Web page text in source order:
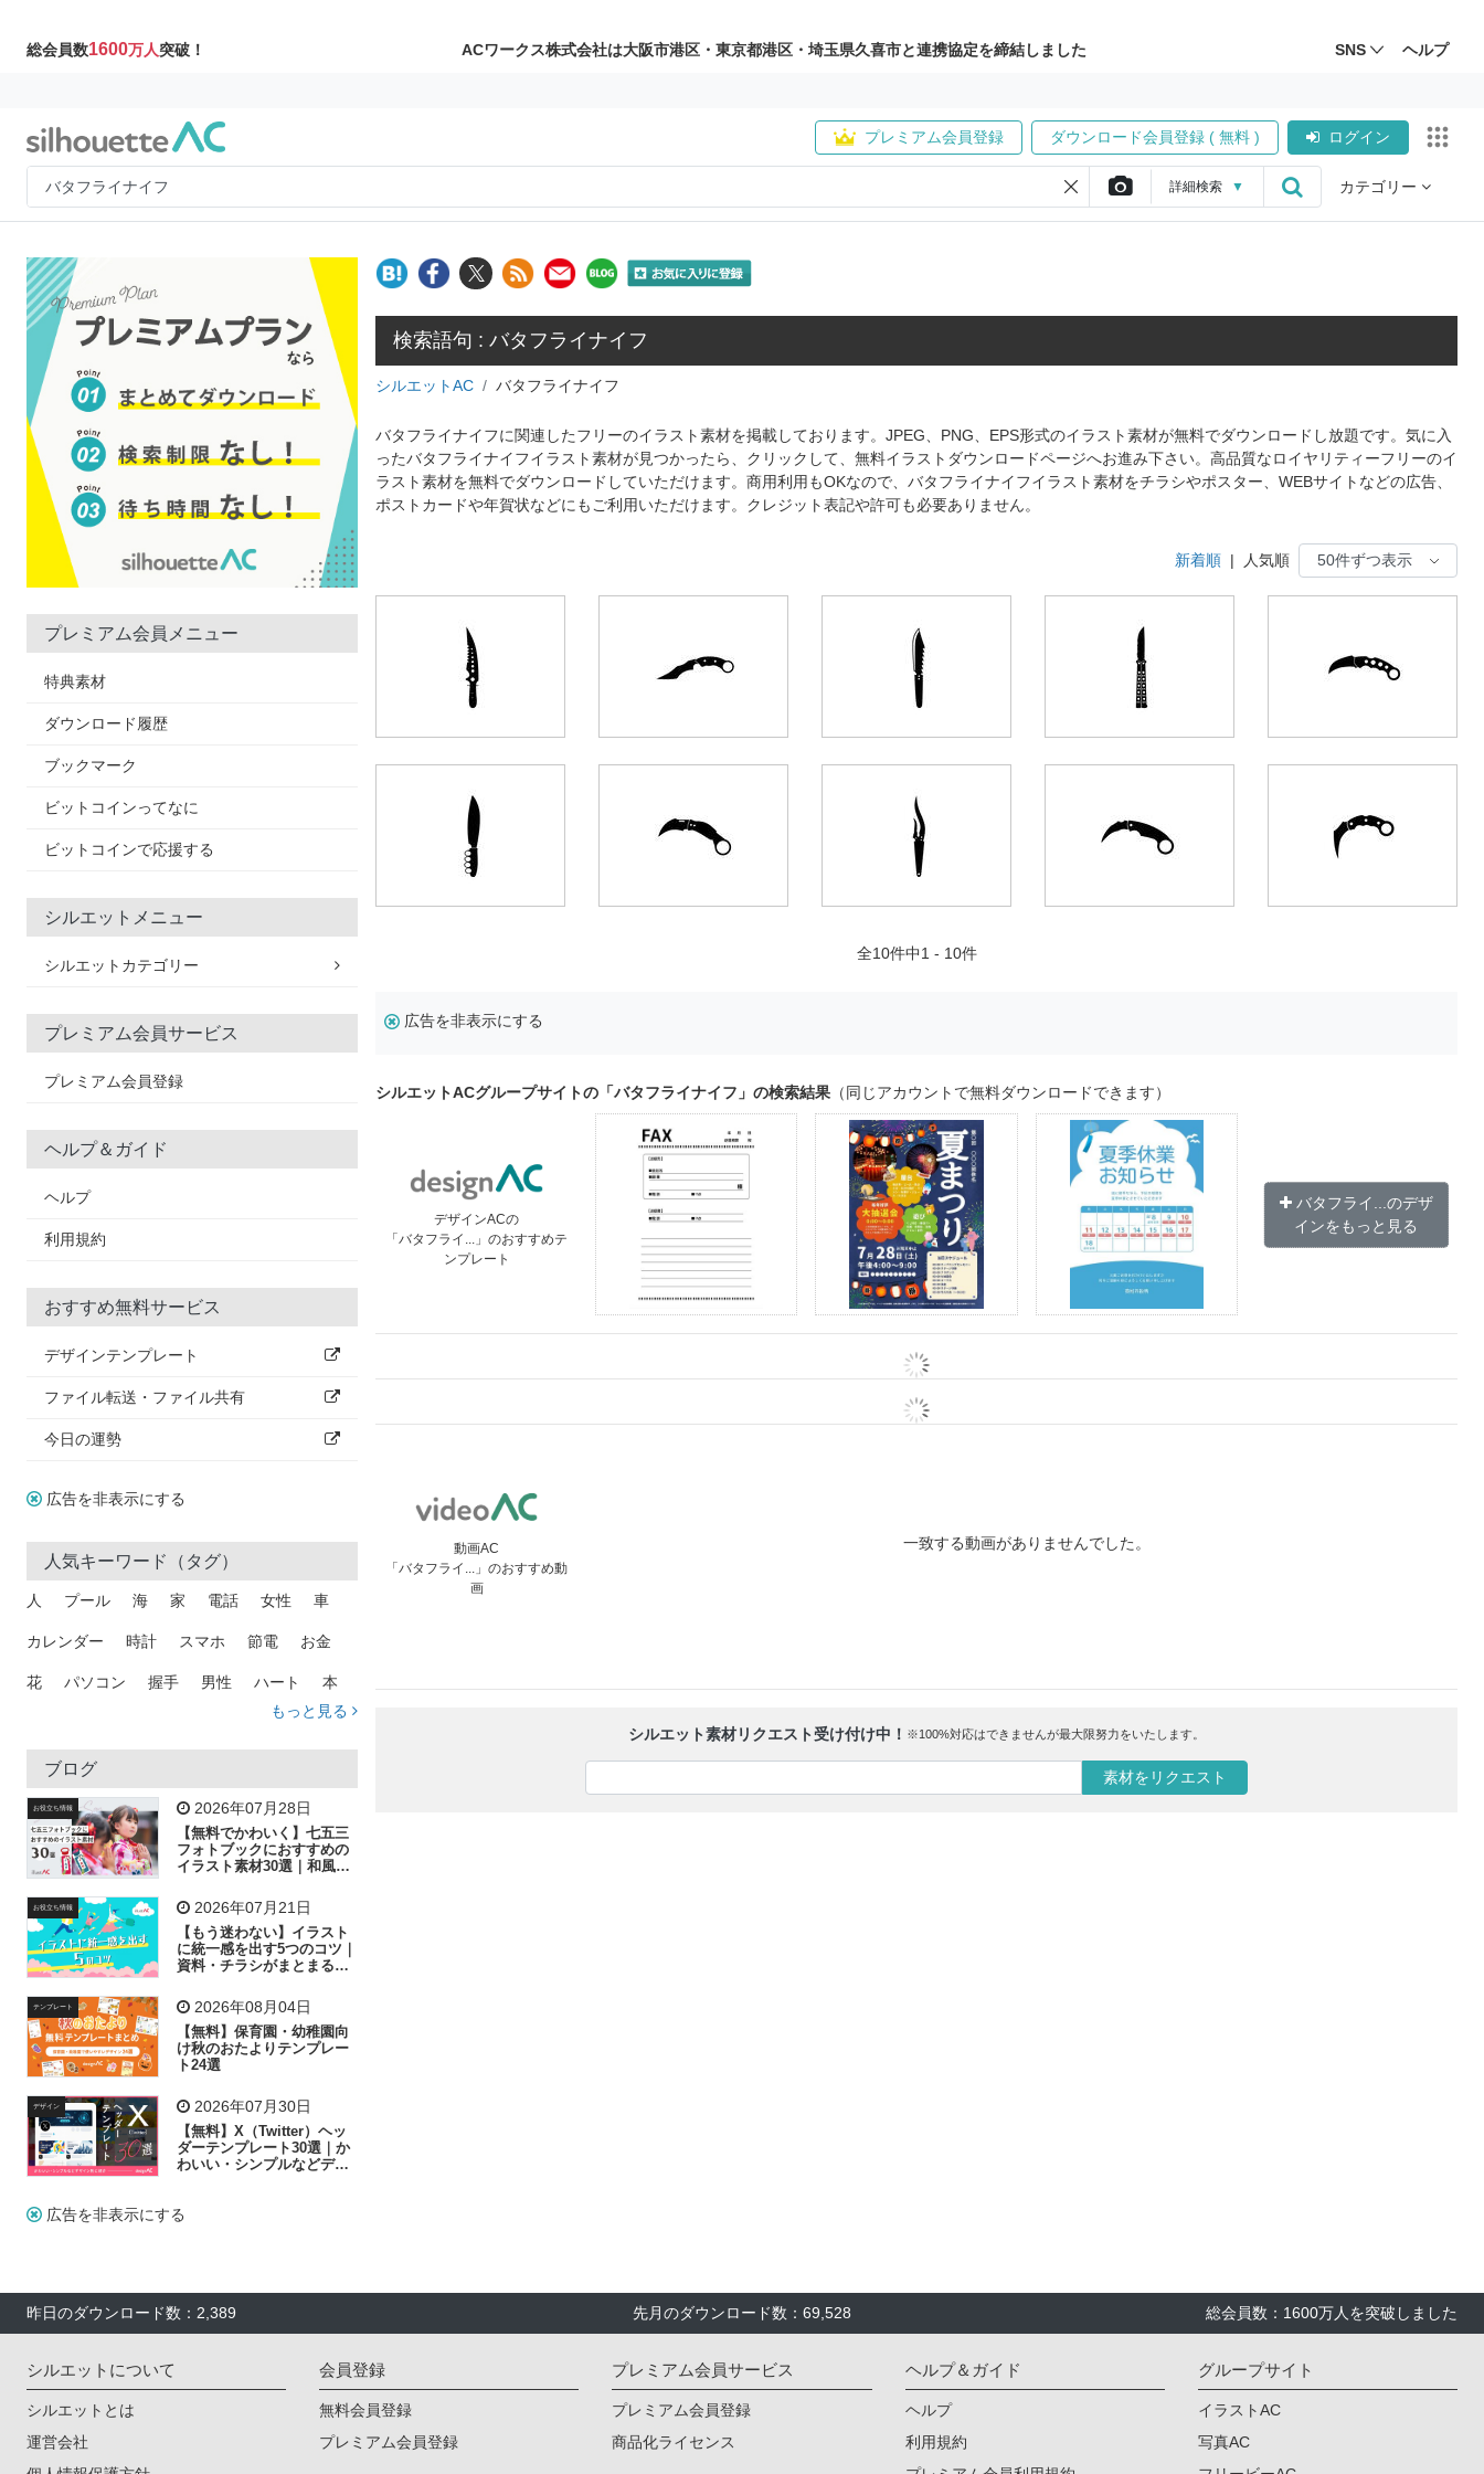
総会員数1600万人突破！ ACワークス株式会社は大阪市港区・東京都港区・埼玉県久喜市と連携協定を締結しました SNS ヘルプ
プレミアム会員登録 ダウンロード会員登録 ( 無料 ) ログイン
詳細検索 ▼ カテゴリー
プレミアム会員メニュー
特典素材
ダウンロード履歴
ブックマーク
ビットコインってなに
ビットコインで応援する
シルエットメニュー
シルエットカテゴリー
プレミアム会員サービス
プレミアム会員登録
ヘルプ＆ガイド
ヘルプ
利用規約
おすすめ無料サービス
デザインテンプレート
ファイル転送・ファイル共有
今日の運勢
広告を非表示にする
人気キーワード（タグ）
人 プール 海 家 電話 女性 車
カレンダー 時計 スマホ 節電 お金
花 パソコン 握手 男性 ハート 本
トラック 木
吹き出し
飛行機 グラフ ビル 魚 家族 書類
歩く 工場 会社 太陽 キラキラ
子供 作業員 相談 ピクトグラム
もっと見る
ブログ
お役立ち情報 2026年07月28日
【無料でかわいく】七五三
フォトブックにおすすめの
イラスト素材30選｜和風の
お役立ち情報 2026年07月21日
【もう迷わない】イラスト
に統一感を出す5つのコツ｜
資料・チラシがまとまるフ
テンプレート 2026年08月04日
【無料】保育園・幼稚園向
け秋のおたよりテンプレー
ト24選
デザイン 2026年07月30日
【無料】X（Twitter）ヘッ
ダーテンプレート30選｜か
わいい・シンプルなどデザ
広告を非表示にする
検索語句 : バタフライナイフ
シルエットAC バタフライナイフ
バタフライナイフに関連したフリーのイラスト素材を掲載しております。JPEG、PNG、EPS形式のイラスト素材が無料でダウンロードし放題です。気に入
ったバタフライナイフイラスト素材が見つかったら、クリックして、無料イラストダウンロードページへお進み下さい。高品質なロイヤリティーフリーのイ
ラスト素材を無料でダウンロードしていただけます。商用利用もOKなので、バタフライナイフイラスト素材をチラシやポスター、WEBサイトなどの広告、
ポストカードや年賀状などにもご利用いただけます。クレジット表記や許可も必要ありません。
新着順 | 人気順
全10件中1 - 10件
広告を非表示にする
シルエットACグループサイトの「バタフライナイフ」の検索結果 （同じアカウントで無料ダウンロードできます）
デザインACの
「バタフライ...」のおすすめテ
ンプレート
バタフライ...のデザ
インをもっと見る
動画AC
「バタフライ...」のおすすめ動
画
一致する動画がありませんでした。
シルエット素材リクエスト受け付け中！ ※100%対応はできませんが最大限努力をいたします。
素材をリクエスト
昨日のダウンロード数：2,389 先月のダウンロード数：69,528 総会員数：1600万人を突破しました
シルエットについて
シルエットとは
運営会社
会員登録
無料会員登録
プレミアム会員登録
プレミアム会員サービス
プレミアム会員登録
商品化ライセンス
ヘルプ＆ガイド
ヘルプ
利用規約
グループサイト
イラストAC
写真AC